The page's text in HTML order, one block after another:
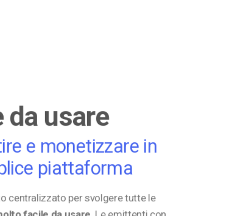
da usare
e monetizzare in
piattaforma
centralizzato per svolgere tutte le